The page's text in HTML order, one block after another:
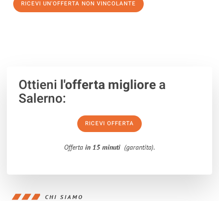
RICEVI UN'OFFERTA NON VINCOLANTE
Ottieni l'offerta migliorea
Salerno:
RICEVI OFFERTA
Offerta in 15 minuti (garantita).
CHI SIAMO